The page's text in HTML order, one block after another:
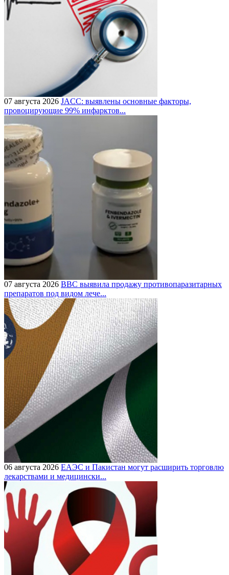
07 августа 2026 JACC: выявлены основные факторы,
провоцирующие 99% инфарктов...
07 августа 2026 BBC выявила продажу противопаразитарных
препаратов под видом лече...
06 августа 2026 ЕАЭС и Пакистан могут расширить торговлю
лекарствами и медицински...